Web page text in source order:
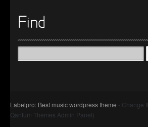
Find
Suchen
nach:
Labelpro: Best music wordpress theme - Change
Qantum Themes Admin Panel)